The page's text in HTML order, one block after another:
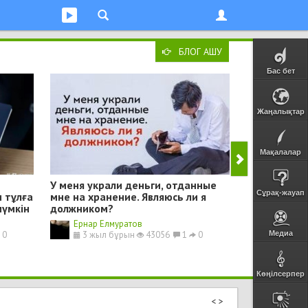
Бас бет
Жаңалықтар
Мақалалар
Сұрақ-жауап
Медиа
Көңілсерпер
БЛОГ АШУ
тұлға
0
У меня украли деньги, отданные
мне на хранение. Являюсь ли я
должником?
Ернар Елмуратов
3 жыл бұрын
43056 1 0
Мәди
Cаттар
3 жыл
< >